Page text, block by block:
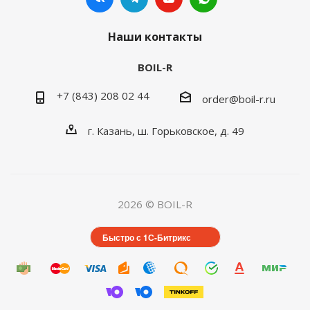
Наши контакты
BOIL-R
+7 (843) 208 02 44 order@boil-r.ru
г. Казань, ш. Горьковское, д. 49
2026 © BOIL-R
Быстро с 1С-Битрикс